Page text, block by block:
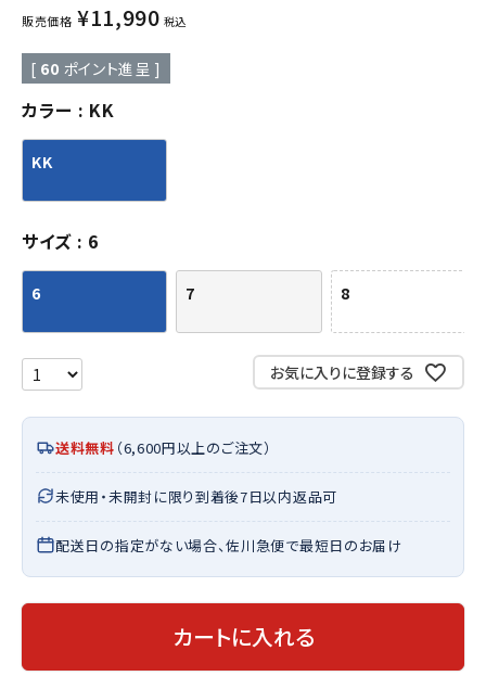
販売価格 ¥11,990 税込
[ 60 ポイント進呈 ]
カラー KK
KK
サイズ 6
6 7 8
お気に入りに登録する
送料無料 （6,600円以上のご注文）
未使用・未開封に限り到着後7日以内返品可
配送日の指定がない場合、佐川急便で最短日のお届け
カートに入れる